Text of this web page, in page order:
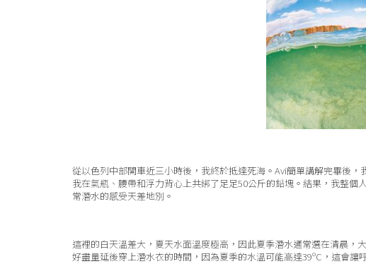
從以色列中部開車近三小時後，我終於抵達死海。Avi簡單講解完畢後
我在氣瓶、腰帶和浮力背心上共綁了足足50公斤的鉛塊。結果，我整
常潛水的感受天差地別。
這裡的白天溫差大，夏天水面溫度極高，因此夏季潛水通常選在清晨
好盡量延後穿上潛水衣的時間，因為夏季的水溫可能高達39ºC，這會讓